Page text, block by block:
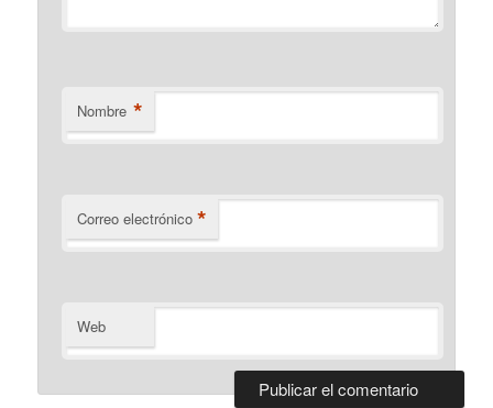
Nombre *
Correo electrónico *
Web